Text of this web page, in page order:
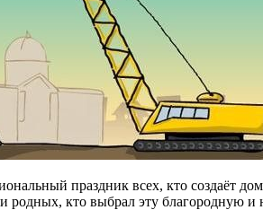
праздник всех, кто создаёт
и родных, кто выбрал эту